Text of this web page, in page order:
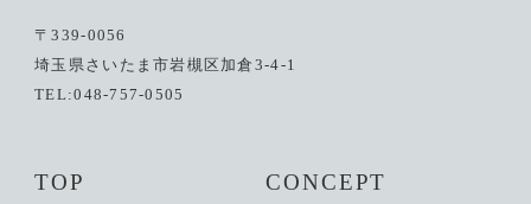
〒339-0056
埼玉県さいたま市岩槻区加倉3-4-1
TEL:048-757-0505
TOP CONCEPT